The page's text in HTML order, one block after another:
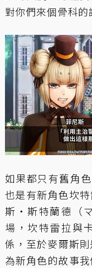
對你們來個骨科的
如果都只有舊角
也是有新角色坎
斯・斯特蘭德（
場，坎特雷拉與
係，至於麥爾斯
為新角色的故事